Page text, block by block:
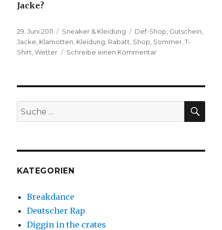
Jacke?
Veröffentlicht
am
29. Juni 2011 Kategorien
Sneaker & Kleidung Schlagwörter
Def-Shop Gutschein
Jacke Klamotten Kleidung Rabatt Shop Sommer ,T-
Shirt ,Wetter Schreibe einen Kommentarzu
in
Sommer
Suche
nach:
KATEGORIEN
Breakdance
Deutscher Rap
Diggin in the crates